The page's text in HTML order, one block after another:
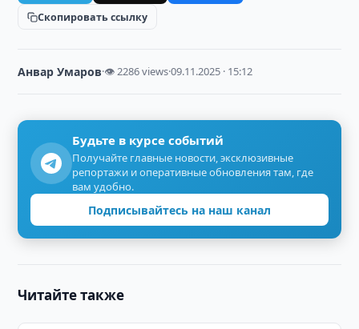
Скопировать ссылку
Анвар Умаров·👁 2286 views·09.11.2025 · 15:12
Будьте в курсе событий
Получайте главные новости, эксклюзивные
репортажи и оперативные обновления там, где
вам удобно.
Подписывайтесь на наш канал
Читайте также